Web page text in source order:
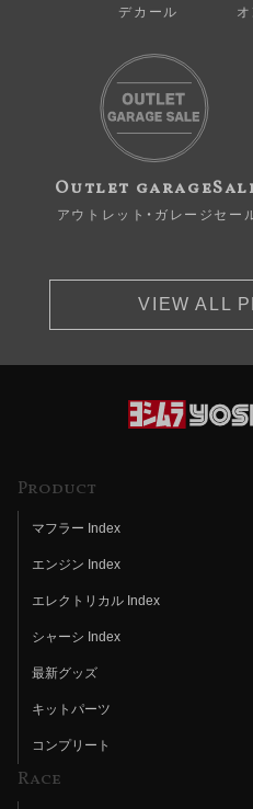
デカール
Outlet
アウトレット・ガレージセー
VIEW ALL
Product
マフラー Index
エンジン Index
エレクトリカル Index
シャーシ Index
最新グッズ
キットパーツ
コンプリート
Race